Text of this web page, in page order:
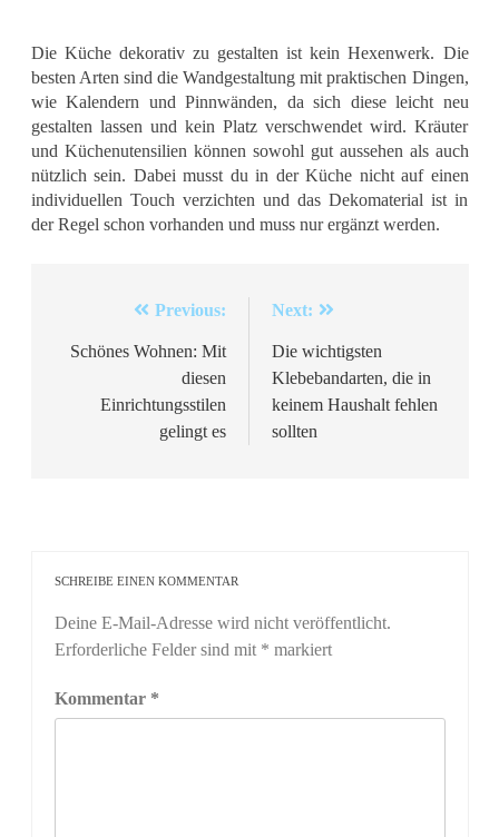
Die Küche dekorativ zu gestalten ist kein Hexenwerk. Die
besten Arten sind die Wandgestaltung mit praktischen Dingen,
wie Kalendern und Pinnwänden, da sich diese leicht neu
gestalten lassen und kein Platz verschwendet wird. Kräuter
und Küchenutensilien können sowohl gut aussehen als auch
nützlich sein. Dabei musst du in der Küche nicht auf einen
individuellen Touch verzichten und das Dekomaterial ist in
der Regel schon vorhanden und muss nur ergänzt werden.
Beitragsnavigation
Previous:
Schönes Wohnen: Mit
diesen
Einrichtungsstilen
gelingt es
Next:
Die wichtigsten
Klebebandarten, die in
keinem Haushalt fehlen
sollten
SCHREIBE EINEN KOMMENTAR
Deine E-Mail-Adresse wird nicht veröffentlicht.
Erforderliche Felder sind mit * markiert
Kommentar *